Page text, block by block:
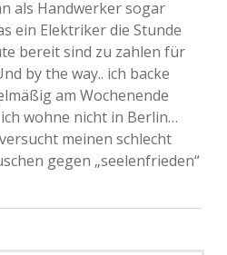
als Handwerker sogar
ein Elektriker die Stunde
bereit sind zu zahlen für
by the way.. ich backe
am Wochenende
wohne nicht in Berlin…
meinen schlecht
gegen „seelenfrieden“